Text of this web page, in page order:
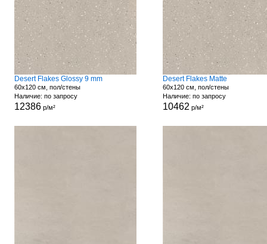
Desert Flakes Glossy 9 mm
60x120 см, пол/стены
Наличие: по запросу
12386р/м²
Desert Flakes Matte
60x120 см, пол/стены
Наличие: по запросу
10462 р/м²